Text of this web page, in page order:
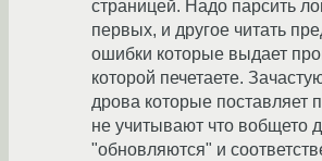
страницей. Надо парсить
первых, и другое читать
ошибки которые выдает
которой печетаете.
дрова которые поставляет
не учитывают что вобщето
"обновляются" и